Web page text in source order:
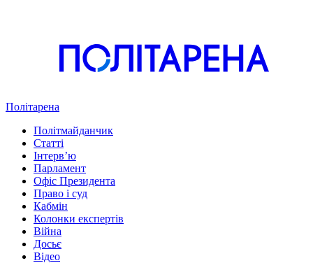
Політарена
Політмайданчик
Статті
Інтервʼю
Парламент
Офіс Президента
Право і суд
Кабмін
Колонки експертів
Війна
Досьє
Відео